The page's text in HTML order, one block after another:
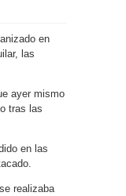
en
las
ayer mismo
tras las
en las
realizaba